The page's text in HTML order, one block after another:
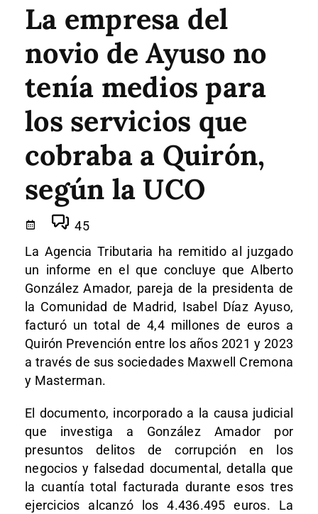
La empresa del
novio de Ayuso no
tenía medios para
los servicios que
cobraba a Quirón,
según la UCO
45
La Agencia Tributaria ha remitido al juzgado
un informe en el que concluye que Alberto
González Amador, pareja de la presidenta de
la Comunidad de Madrid, Isabel Díaz Ayuso,
facturó un total de 4,4 millones de euros a
Quirón Prevención entre los años 2021 y 2023
a través de sus sociedades Maxwell Cremona
y Masterman.
El documento, incorporado a la causa judicial
que investiga a González Amador por
presuntos delitos de corrupción en los
negocios y falsedad documental, detalla que
la cuantía total facturada durante esos tres
ejercicios alcanzó los 4.436.495 euros. La